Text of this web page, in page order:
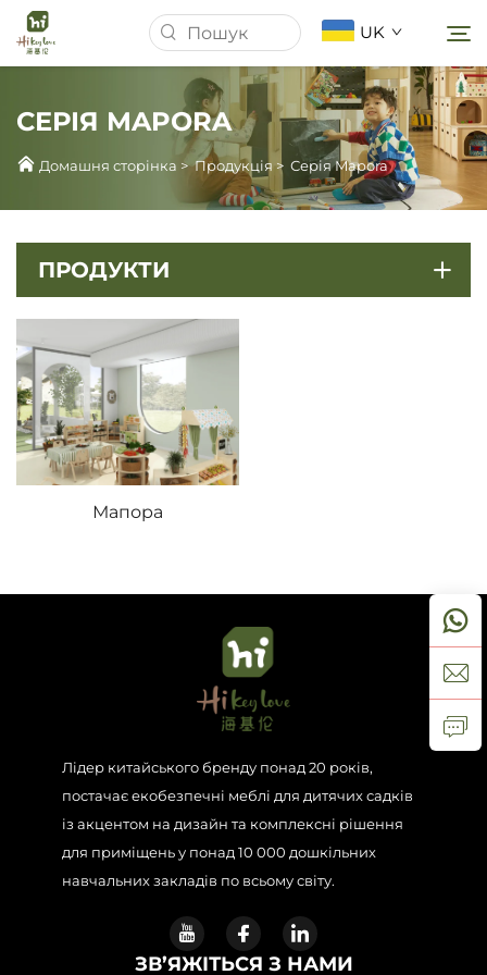
UK
Домашня сторінка
Про Нас
Продукція
Новини
Справи
Завантажити
СЕРІЯ MAPORA
Домашня сторінка >Продукція> Серія Mapora
ПРОДУКТИ
Мапора
Лідер китайського бренду понад 20 років,
постачає екобезпечні меблі для дитячих садків
із акцентом на дизайн та комплексні рішення
для приміщень у понад 10 000 дошкільних
навчальних закладів по всьому світу.
ЗВ’ЯЖІТЬСЯ З НАМИ